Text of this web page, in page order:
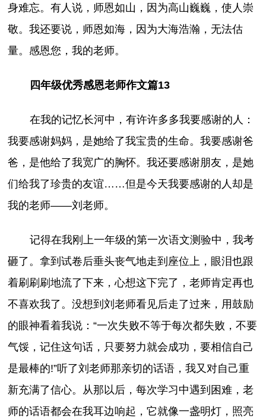
身难忘。有人说，师恩如山，因为高山巍巍，使人崇
敬。我还要说，师恩如海，因为大海浩瀚，无法估
量。感恩您，我的老师。
四年级优秀感恩老师作文篇13
在我的记忆长河中，有许许多多我要感谢的人：
我要感谢妈妈，是她给了我宝贵的生命。我要感谢爸
爸，是他给了我宽广的胸怀。我还要感谢朋友，是她
们给我了珍贵的友谊……但是今天我要感谢的人却是
我的老师——刘老师。
记得在我刚上一年级的第一次语文测验中，我考
砸了。拿到试卷后垂头丧气地走到座位上，眼泪也跟
着刷刷刷地流了下来，心想这下完了，老师肯定再也
不喜欢我了。没想到刘老师看见后走了过来，用鼓励
的眼神看着我说：“一次失败不等于每次都失败，不要
气馁，记住这句话，只要努力就会成功，要相信自己
是最棒的!”听了刘老师那亲切的话语，我又对自己重
新充满了信心。从那以后，每次学习中遇到困难，老
师的话语都会在我耳边响起，它就像一盏明灯，照亮